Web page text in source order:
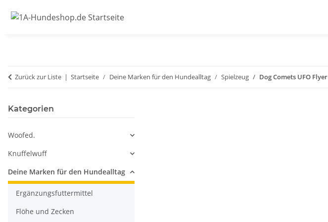
Zurück zur Liste Startseite Deine Marken für den Hundealltag Spielzeug Dog Comets UFO Flyer
Kategorien
Woofed.
Knuffelwuff
Deine Marken für den Hundealltag
Ergänzungsfuttermittel
Flöhe und Zecken